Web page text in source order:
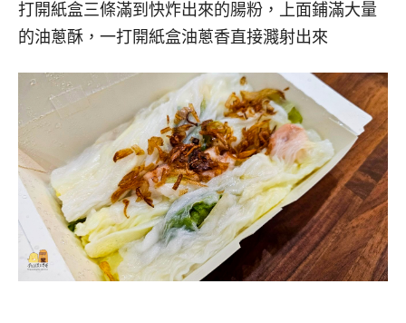
打開紙盒三條滿到快炸出來的腸粉，上面鋪滿大量
的油蔥酥，一打開紙盒油蔥香直接濺射出來